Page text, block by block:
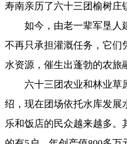
寿南亲历了六十三团榆树庄
如今，由老一辈军垦人
不再只承担灌溉任务，它们
水资源，催生出蓬勃的农旅
六十三团农业和林业草
绍，现在团场依托水库发展
乐和饭店的民众越来越多。